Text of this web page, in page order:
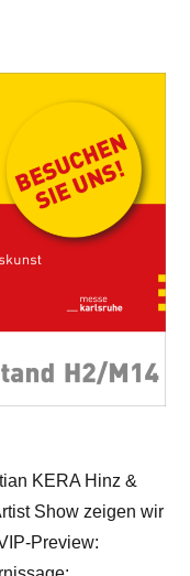
KERA Hinz &
Show zeigen wir
Preview: